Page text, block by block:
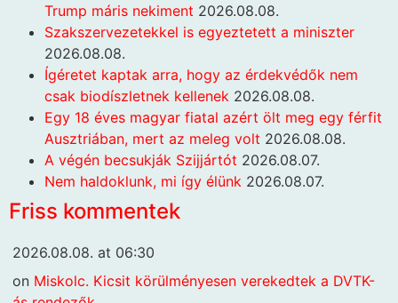
Trump máris nekiment 2026.08.08.
Szakszervezetekkel is egyeztetett a miniszter
2026.08.08.
Ígéretet kaptak arra, hogy az érdekvédők nem
csak biodíszletnek kellenek 2026.08.08.
Egy 18 éves magyar fiatal azért ölt meg egy férfit
Ausztriában, mert az meleg volt 2026.08.08.
A végén becsukják Szijjártót 2026.08.07.
Nem haldoklunk, mi így élünk 2026.08.07.
Friss kommentek
2026.08.08. at 06:30
on Miskolc. Kicsit körülményesen verekedtek a DVTK-